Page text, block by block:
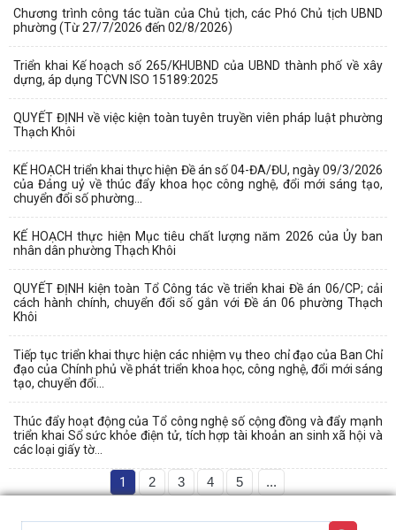
Chương trình công tác tuần của Chủ tịch, các Phó Chủ tịch UBND
phường (Từ 27/7/2026 đến 02/8/2026)
Triển khai Kế hoạch số 265/KHUBND của UBND thành phố về xây
dựng, áp dụng TCVN ISO 15189:2025
QUYẾT ĐỊNH về việc kiện toàn tuyên truyền viên pháp luật phường
Thạch Khôi
KẾ HOẠCH triển khai thực hiện Đề án số 04-ĐA/ĐU, ngày 09/3/2026
của Đảng uỷ về thúc đẩy khoa học công nghệ, đổi mới sáng tạo,
chuyển đổi số phường...
KẾ HOẠCH thực hiện Mục tiêu chất lượng năm 2026 của Ủy ban
nhân dân phường Thạch Khôi
QUYẾT ĐỊNH kiện toàn Tổ Công tác về triển khai Đề án 06/CP; cải
cách hành chính, chuyển đổi số gắn với Đề án 06 phường Thạch
Khôi
Tiếp tục triển khai thực hiện các nhiệm vụ theo chỉ đạo của Ban Chỉ
đạo của Chính phủ về phát triển khoa học, công nghệ, đổi mới sáng
tạo, chuyển đổi...
Thúc đẩy hoạt động của Tổ công nghệ số cộng đồng và đẩy mạnh
triển khai Sổ sức khỏe điện tử, tích hợp tài khoản an sinh xã hội và
các loại giấy tờ...
1 2 3 4 5 ...